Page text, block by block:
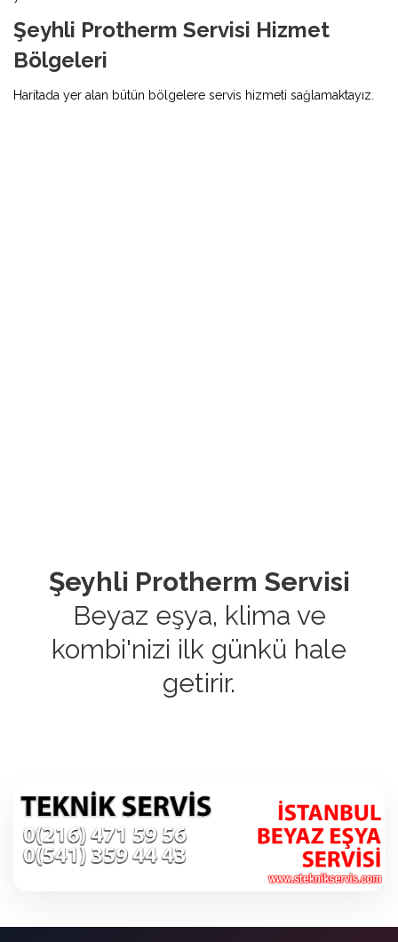
Şeyhli Protherm Servisi Hizmet
Bölgeleri
Haritada yer alan bütün bölgelere servis hizmeti sağlamaktayız.
Şeyhli Protherm Servisi
Beyaz eşya, klima ve
kombi'nizi ilk günkü hale
getirir.